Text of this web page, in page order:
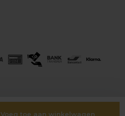
Voeg toe aan winkelwagen